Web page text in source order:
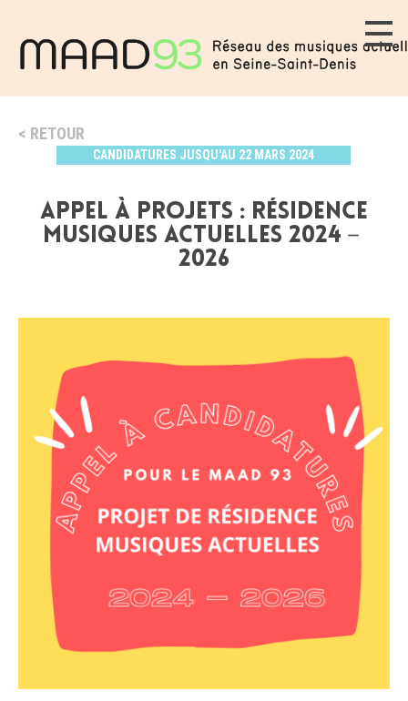
RETOUR
CANDIDATURES JUSQU'AU 22 MARS 2024
APPEL À PROJETS : RÉSIDENCE
MUSIQUES ACTUELLES 2024－
2026